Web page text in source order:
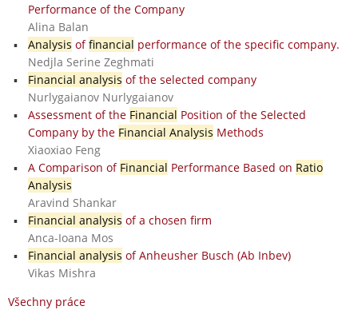
Performance of the Company
Alina Balan
Analysis offinancial performance of the specific company.
Nedjla Serine Zeghmati
Financial analysis of the selected company
Nurlygaianov Nurlygaianov
Assessment of the Financial Position of the Selected
Company by the Financial Analysis Methods
Xiaoxiao Feng
A Comparison of Financial Performance Based on Ratio
Analysis
Aravind Shankar
Financial analysis of a chosen firm
Anca-Ioana Mos
Financial analysis of Anheusher Busch (Ab Inbev)
Vikas Mishra
Všechny práce